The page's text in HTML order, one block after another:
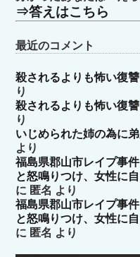
⇒答えはこちら
最近のコメント
殺されるよりも怖い復
り
殺されるよりも怖い復
り
いじめられた姉の為に
より
福島県郡山市レイプ事
と怒鳴りつけ、女性に
に 匿名 より
福島県郡山市レイプ事
と怒鳴りつけ、女性に
に 匿名 より